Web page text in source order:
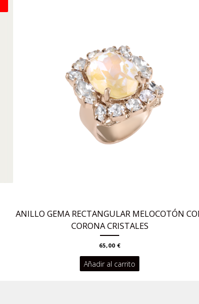
ANILLO GEMA RECTANGULAR MELOCOTÓN
CORONA CRISTALES
65,00 €
Añadir al carrito